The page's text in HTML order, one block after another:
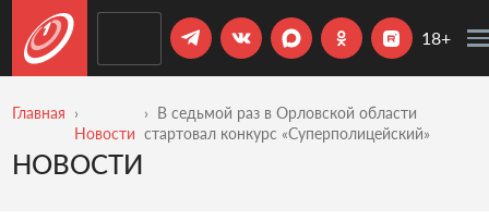
18+
Главная
Новости
В седьмой раз в Орловской области
стартовал конкурс «Суперполицейский»
НОВОСТИ